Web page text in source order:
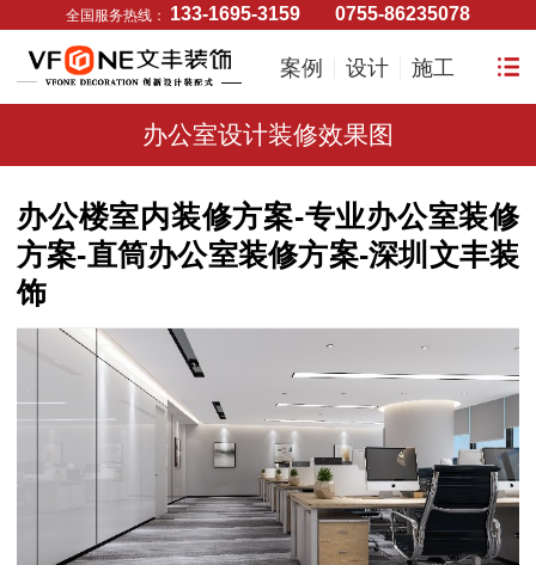
全国服务热线： 133-1695-3159 0755-86235078
案例 设计 施工
办公室设计装修效果图
办公楼室内装修方案-专业办公室装修
方案-直筒办公室装修方案-深圳文丰装
饰